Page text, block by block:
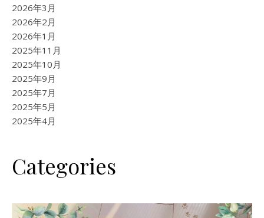
2026年3月
2026年2月
2026年1月
2025年11月
2025年10月
2025年9月
2025年7月
2025年5月
2025年4月
Categories